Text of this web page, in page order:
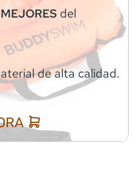
del
de alta calidad.